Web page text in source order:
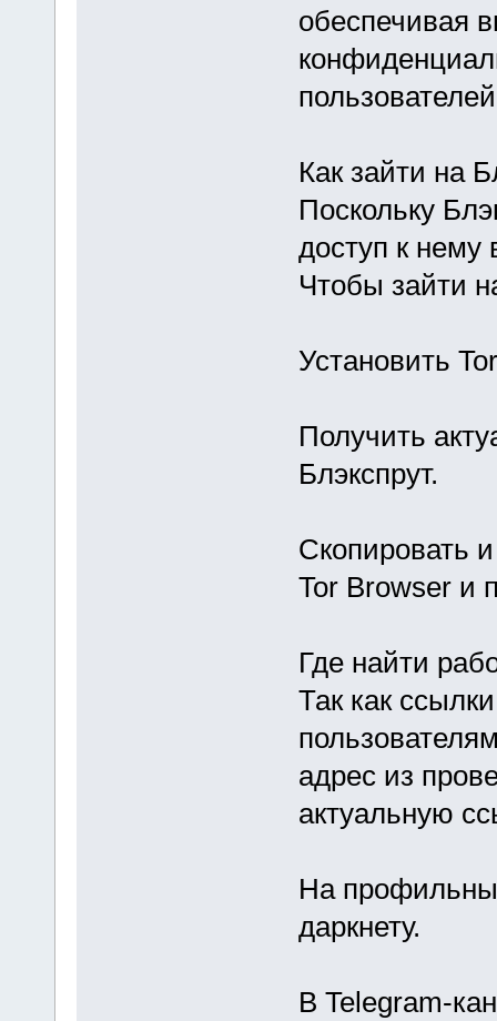
обеспечивая
Как зайти на
Поскольку
доступ к нему
Чтобы зайти
Установить
Получить
Блэкспрут.
Скопировать
Tor Browser и
Где найти
Так как
адрес из
актуальную
На
даркнету.
В Telegram-